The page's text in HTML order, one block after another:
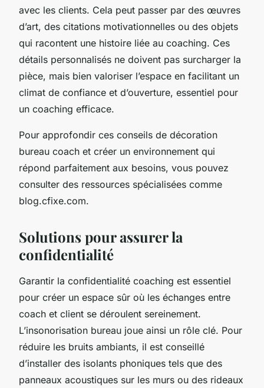
avec les clients. Cela peut passer par des œuvres
d’art, des citations motivationnelles ou des objets
qui racontent une histoire liée au coaching. Ces
détails personnalisés ne doivent pas surcharger la
pièce, mais bien valoriser l’espace en facilitant un
climat de confiance et d’ouverture, essentiel pour
un coaching efficace.
Pour approfondir ces conseils de décoration
bureau coach et créer un environnement qui
répond parfaitement aux besoins, vous pouvez
consulter des ressources spécialisées comme
blog.cfixe.com.
Solutions pour assurer la
confidentialité
Garantir la confidentialité coaching est essentiel
pour créer un espace sûr où les échanges entre
coach et client se déroulent sereinement.
L’insonorisation bureau joue ainsi un rôle clé. Pour
réduire les bruits ambiants, il est conseillé
d’installer des isolants phoniques tels que des
panneaux acoustiques sur les murs ou des rideaux